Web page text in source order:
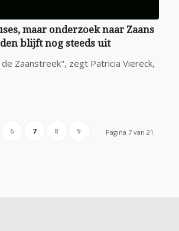
maar onderzoek naar Zaans
blijft nog steeds uit
Zaanstreek", zegt Patricia Viereck,
Pagina 7 van 21
6 7 8 9